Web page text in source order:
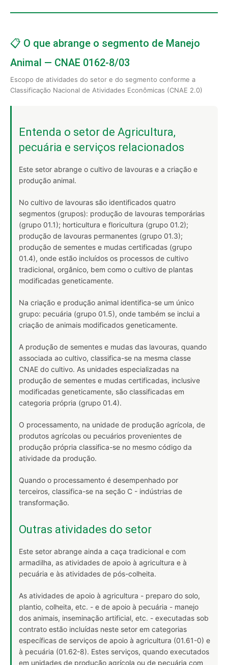
📋 O que abrange o segmento de Manejo
Animal — CNAE 0162-8/03
Escopo de atividades do setor e do segmento conforme a
Classificação Nacional de Atividades Econômicas (CNAE 2.0)
Entenda o setor de Agricultura,
pecuária e serviços relacionados
Este setor abrange o cultivo de lavouras e a criação e
produção animal.
No cultivo de lavouras são identificados quatro
segmentos (grupos): produção de lavouras temporárias
(grupo 01.1); horticultura e floricultura (grupo 01.2);
produção de lavouras permanentes (grupo 01.3);
produção de sementes e mudas certificadas (grupo
01.4), onde estão incluídos os processos de cultivo
tradicional, orgânico, bem como o cultivo de plantas
modificadas geneticamente.
Na criação e produção animal identifica-se um único
grupo: pecuária (grupo 01.5), onde também se inclui a
criação de animais modificados geneticamente.
A produção de sementes e mudas das lavouras, quando
associada ao cultivo, classifica-se na mesma classe
CNAE do cultivo. As unidades especializadas na
produção de sementes e mudas certificadas, inclusive
modificadas geneticamente, são classificadas em
categoria própria (grupo 01.4).
O processamento, na unidade de produção agrícola, de
produtos agrícolas ou pecuários provenientes de
produção própria classifica-se no mesmo código da
atividade da produção.
Quando o processamento é desempenhado por
terceiros, classifica-se na seção C - indústrias de
transformação.
Outras atividades do setor
Este setor abrange ainda a caça tradicional e com
armadilha, as atividades de apoio à agricultura e à
pecuária e às atividades de pós-colheita.
As atividades de apoio à agricultura - preparo do solo,
plantio, colheita, etc. - e de apoio à pecuária - manejo
dos animais, inseminação artificial, etc. - executadas sob
contrato estão incluídas neste setor em categorias
específicas de serviços de apoio à agricultura (01.61-0) e
à pecuária (01.62-8). Estes serviços, quando executados
em unidades de produção agrícola ou de pecuária com